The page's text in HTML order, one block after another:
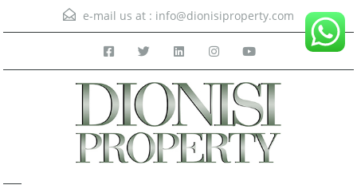
e-mail us at : info@dionisiproperty.com